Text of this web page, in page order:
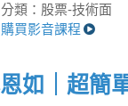
分類：股票-技術面
購買影音課程